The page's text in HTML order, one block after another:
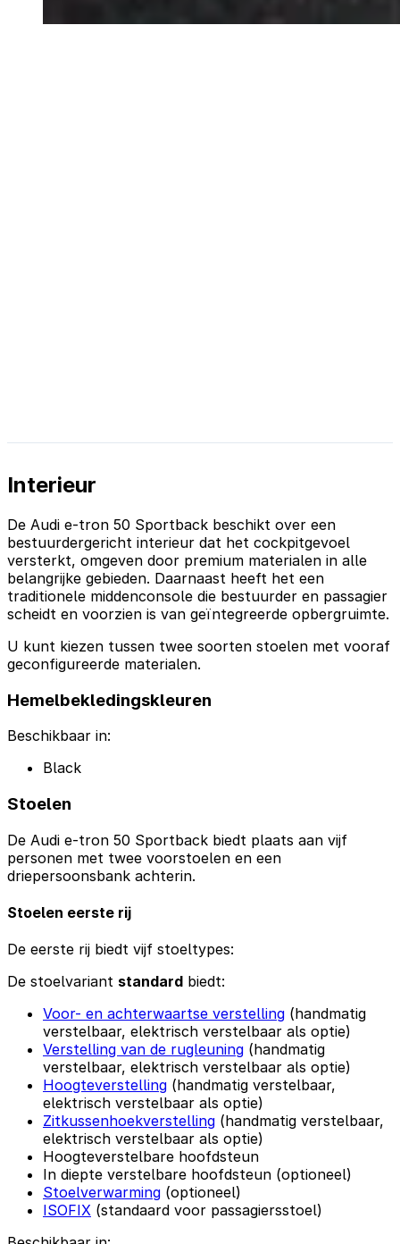
Interieur
De Audi e-tron 50 Sportback beschikt over een
bestuurdergericht interieur dat het cockpitgevoel
versterkt, omgeven door premium materialen in alle
belangrijke gebieden. Daarnaast heeft het een
traditionele middenconsole die bestuurder en passagier
scheidt en voorzien is van geïntegreerde opbergruimte.
U kunt kiezen tussen twee soorten stoelen met vooraf
geconfigureerde materialen.
Hemelbekledingskleuren
Beschikbaar in:
Black
Stoelen
De Audi e-tron 50 Sportback biedt plaats aan vijf
personen met twee voorstoelen en een
driepersoonsbank achterin.
Stoelen eerste rij
De eerste rij biedt vijf stoeltypes:
De stoelvariant standard biedt:
Voor- en achterwaartse verstelling (handmatig
verstelbaar, elektrisch verstelbaar als optie)
Verstelling van de rugleuning (handmatig
verstelbaar, elektrisch verstelbaar als optie)
Hoogteverstelling (handmatig verstelbaar,
elektrisch verstelbaar als optie)
Zitkussenhoekverstelling (handmatig verstelbaar,
elektrisch verstelbaar als optie)
Hoogteverstelbare hoofdsteun
In diepte verstelbare hoofdsteun (optioneel)
Stoelverwarming (optioneel)
ISOFIX (standaard voor passagiersstoel)